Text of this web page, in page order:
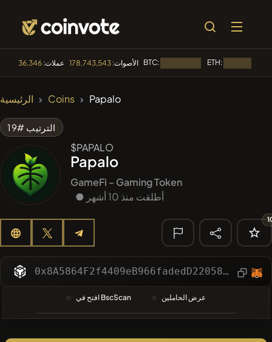
عملات:36,346 الأصوات:178,743,543 BTC: ETH:
BullSync
ATH ATH
#608
❌لا توجد
عملات مشفرة
حديثة
الرئيسية Coins Papalo
الترتيب #19
$PAPALO
Papalo
GameFi - Gaming Token
● أطلقت منذ 10 أشهر
0x8A5864F2f4409eB966fadedD220588a092160EC3
افتح في BscScan عرض الحاملين